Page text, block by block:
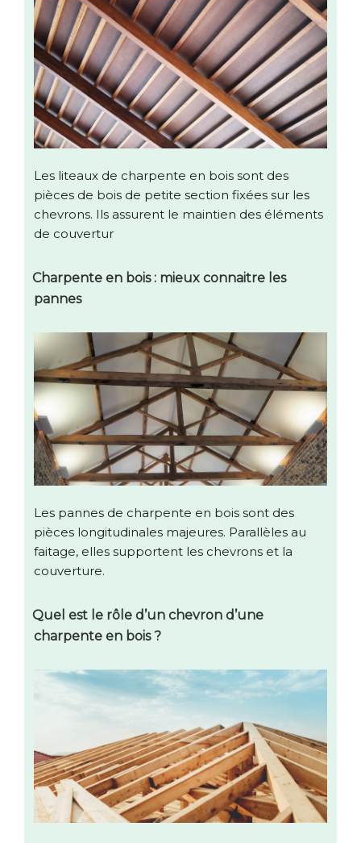
Les liteaux de charpente en bois sont des
pièces de bois de petite section fixées sur les
chevrons. Ils assurent le maintien des éléments
de couvertur
Charpente en bois : mieux connaitre les
pannes
Les pannes de charpente en bois sont des
pièces longitudinales majeures. Parallèles au
faitage, elles supportent les chevrons et la
couverture.
Quel est le rôle d’un chevron d’une
charpente en bois ?